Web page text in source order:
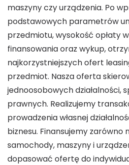
maszyny czy urządzenia. Po
podstawowych parametrów
przedmiotu, wysokość opłaty
finansowania oraz wykup,
najkorzystniejszych ofert
przedmiot. Nasza oferta
jednoosobowych działalności,
prawnych. Realizujemy
prowadzenia własnej
biznesu. Finansujemy zarówno
samochody, maszyny i
dopasować ofertę do